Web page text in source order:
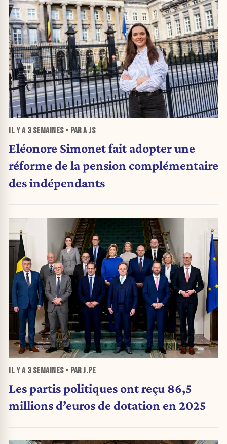
IL Y A 3 SEMAINES• PAR A JS
Eléonore Simonet fait adopter une
réforme de la pension complémentaire
des indépendants
IL Y A 3 SEMAINES• PAR J.PE
Les partis politiques ont reçu 86,5
millions d’euros de dotation en 2025